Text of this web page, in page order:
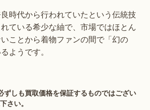
時代から行われていたという伝統技
ている希少な紬で、市場ではほとん
ことから着物ファンの間で「幻の
ようです。
ずしも買取価格を保証するものではござい
さい。